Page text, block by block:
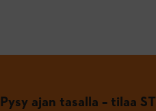
Pysy ajan tasalla – tilaa